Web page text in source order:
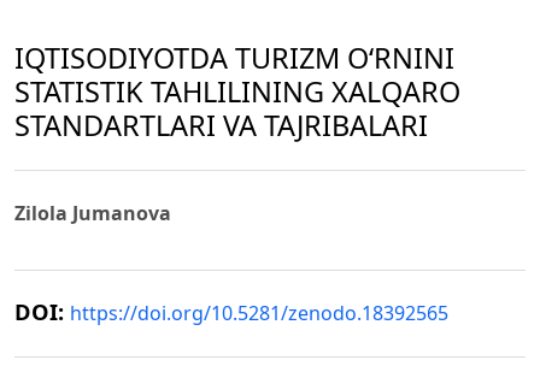
IQTISODIYOTDA TURIZM O‘RNINI
STATISTIK TAHLILINING XALQARO
STANDARTLARI VA TAJRIBALARI
Zilola Jumanova
DOI: https://doi.org/10.5281/zenodo.18392565